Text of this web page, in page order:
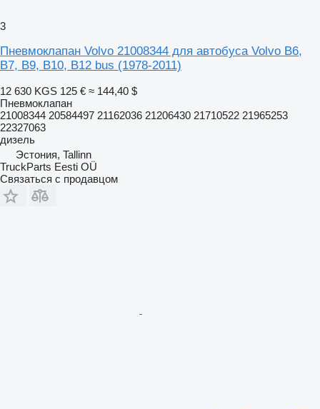
3
Пневмоклапан Volvo 21008344 для автобуса Volvo B6,
B7, B9, B10, B12 bus (1978-2011)
12 630 KGS 125 € ≈ 144,40 $
Пневмоклапан
21008344 20584497 21162036 21206430 21710522 21965253
22327063
дизель
Эстония, Tallinn
TruckParts Eesti OÜ
Связаться с продавцом